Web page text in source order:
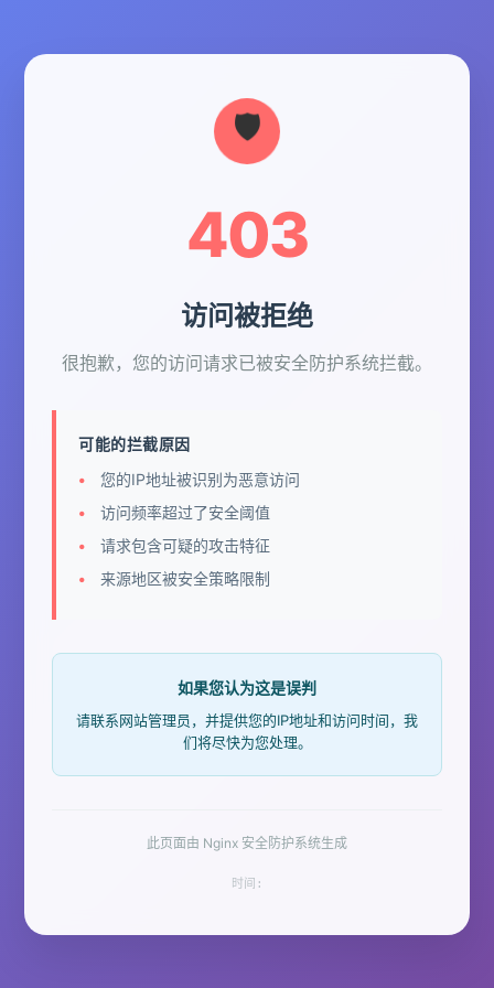
403
访问被拒绝
很抱歉，您的访问请求已被安全防护系统拦截。
可能的拦截原因
您的IP地址被识别为恶意访问
访问频率超过了安全阈值
请求包含可疑的攻击特征
来源地区被安全策略限制
如果您认为这是误判
请联系网站管理员，并提供您的IP地址和访问时间，我
们将尽快为您处理。
此页面由 Nginx 安全防护系统生成
时间: